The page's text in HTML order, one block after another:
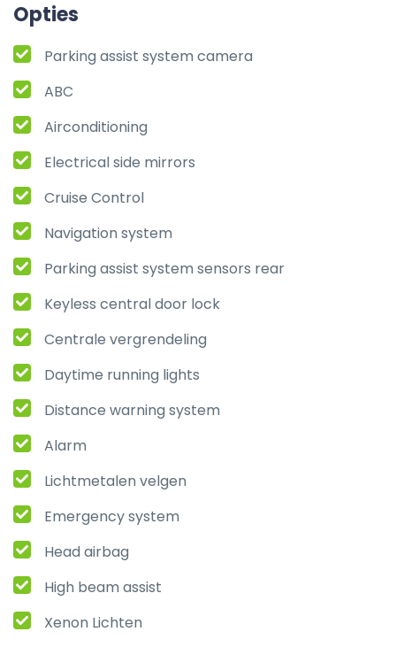
Opties
Parking assist system camera
ABC
Airconditioning
Electrical side mirrors
Cruise Control
Navigation system
Parking assist system sensors rear
Keyless central door lock
Centrale vergrendeling
Daytime running lights
Distance warning system
Alarm
Lichtmetalen velgen
Emergency system
Head airbag
High beam assist
Xenon Lichten